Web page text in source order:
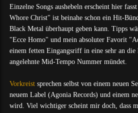
Einzelne Songs aushebeln erscheint hier
Whore Christ" ist beinahe schon ein Hit-
Black Metal überhaupt geben kann. Tipps
"Ecce Homo" und mein absoluter Favorit
einem fetten Eingangsriff in eine sehr an die
angelehnte Mid-Tempo Nummer mündet.
Vorkreist sprechen selbst von einem neuen
neuem Label (Agonia Records) und einem
wird. Viel wichtiger scheint mir doch, dass